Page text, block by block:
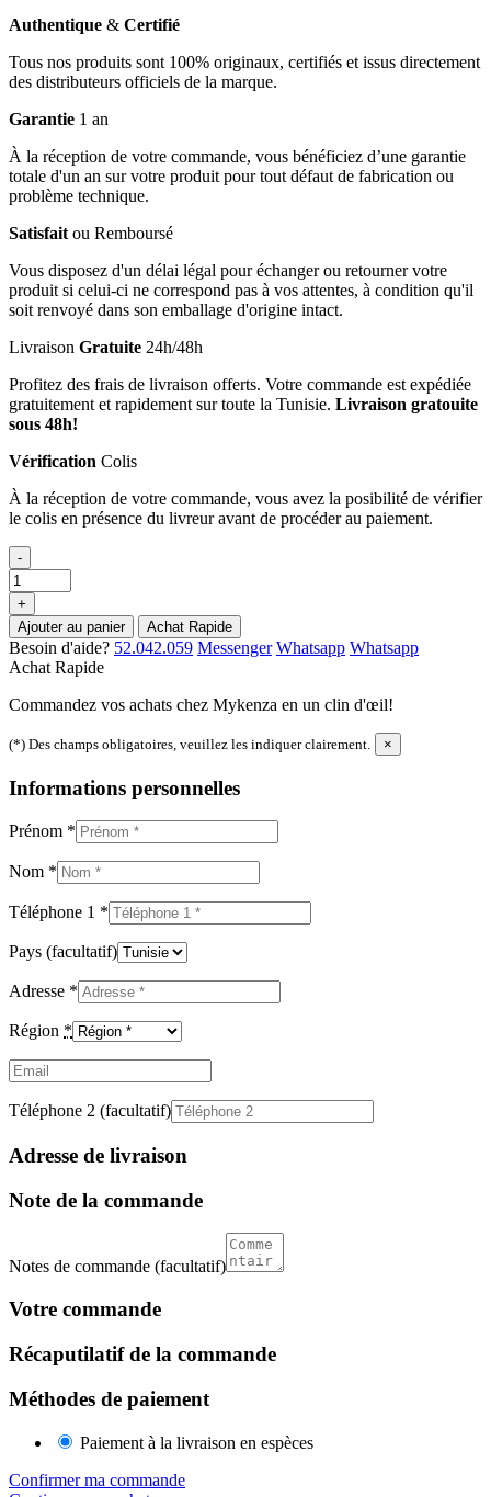
Authentique & Certifié
Tous nos produits sont 100% originaux, certifiés et issus directement
des distributeurs officiels de la marque.
Garantie 1 an
À la réception de votre commande, vous bénéficiez d’une garantie
totale d'un an sur votre produit pour tout défaut de fabrication ou
problème technique.
Satisfait ou Remboursé
Vous disposez d'un délai légal pour échanger ou retourner votre
produit si celui-ci ne correspond pas à vos attentes, à condition qu'il
soit renvoyé dans son emballage d'origine intact.
Livraison Gratuite 24h/48h
Profitez des frais de livraison offerts. Votre commande est expédiée
gratuitement et rapidement sur toute la Tunisie. Livraison gratouite
sous 48h!
Vérification Colis
À la réception de votre commande, vous avez la posibilité de vérifier
le colis en présence du livreur avant de procéder au paiement.
-
+
Ajouter au panier
Achat Rapide
Besoin d'aide? 52.042.059 Messenger Whatsapp Whatsapp
Achat Rapide
Commandez vos achats chez Mykenza en un clin d'œil!
(*) Des champs obligatoires, veuillez les indiquer clairement. ×
Informations personnelles
Prénom *
Nom *
Téléphone 1 *
Pays (facultatif)
Adresse *
Région *
Email
Téléphone 2 (facultatif)
Adresse de livraison
Note de la commande
Notes de commande (facultatif)
Votre commande
Récaputilatif de la commande
Méthodes de paiement
Paiement à la livraison en espèces
Confirmer ma commande